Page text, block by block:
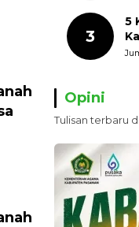
3
5
Opini
Tulisan terbaru